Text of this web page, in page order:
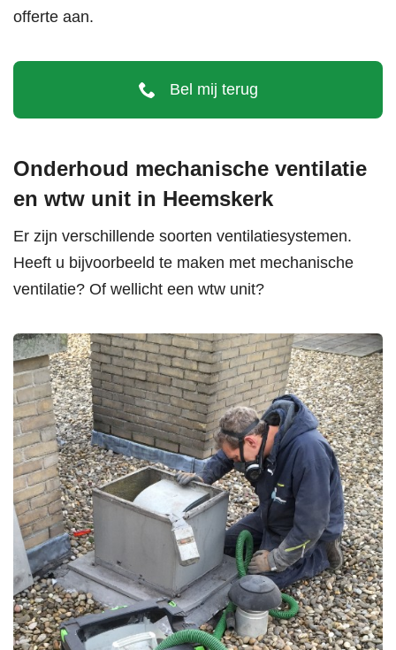
offerte aan.
Bel mij terug
Onderhoud mechanische ventilatie
en wtw unit in Heemskerk
Er zijn verschillende soorten ventilatiesystemen.
Heeft u bijvoorbeeld te maken met mechanische
ventilatie? Of wellicht een wtw unit?